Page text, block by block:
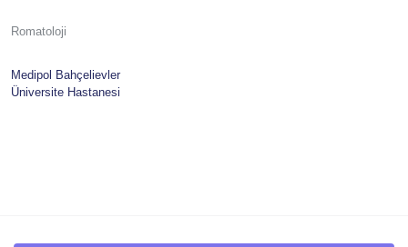
Romatoloji
Medipol Bahçelievler
Üniversite Hastanesi